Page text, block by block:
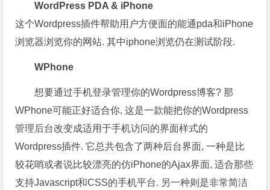
WordPress PDA & iPhone
这个Wordpress插件帮助用户方便面的能通pda和iPhone
浏览器浏览你的网站. 其中iphone浏览仍在测试阶段.
WPhone
想要通过手机登录管理你的Wordpress博客? 那
WPhone可能正好适合你, 这是一款能把你的Wordpress
管理后台改变成适用于手机访问的界面样式的
Wordpress插件. 它总共包含了两种后台界面, 一种是比
较花哨或者说比较漂亮的仿iPhone的Ajax界面, 适合那些
支持Javascript和CSS的手机平台. 另一种则是非常简洁